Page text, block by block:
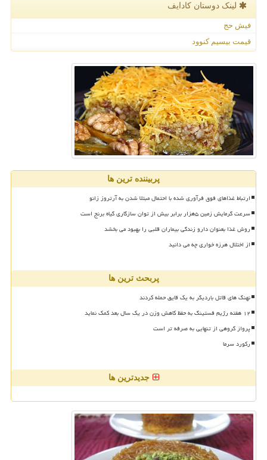
لینک دوستان كادایف
فیش حج
قیمت بیسیم کنوود
پربیننده ترین ها
ارتباط غذاهای فوق فرآوری شده با احتمال مبتلا شدن به آرتروز زانو
سرعت گرمایش زمین ۵هزار برابر بیش از توان سازگاری گیاه برنج است
روش غذا بعنوان دارو زندگی بیماران قلبی را بهبود می بخشد
از اختلال هرزه خواری چه می دانید
پربحث ترین ها
نهنگ های قاتل باردیگر به یک قایق حمله کردند
۱۲ هفته رژیم فستینگ به حفظ کاهش وزن در یک سال بعد کمک نماید
پرواز گروهی از تنهایی به صرفه تر است
رکورد سرما
جدیدترین ها